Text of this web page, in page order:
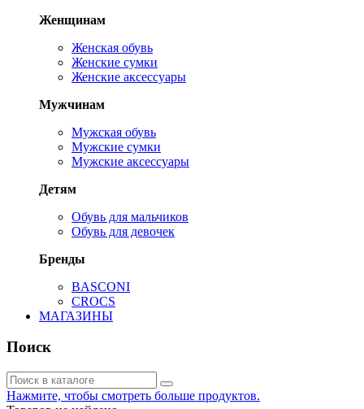
Женщинам
Женская обувь
Женские сумки
Женские аксессуары
Мужчинам
Мужская обувь
Мужские сумки
Мужские аксессуары
Детям
Обувь для мальчиков
Обувь для девочек
Бренды
BASCONI
CROCS
МАГАЗИНЫ
Поиск
Нажмите, чтобы смотреть больше продуктов.